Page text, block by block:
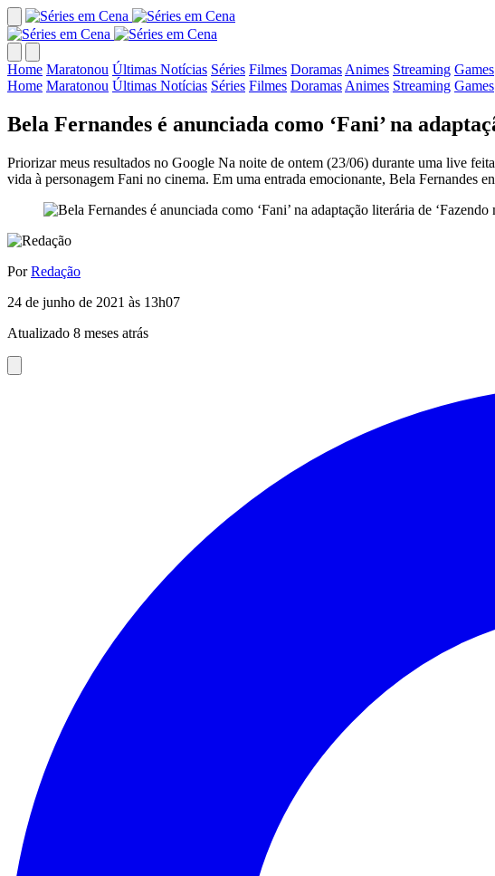
Home Maratonou Últimas Notícias Séries Filmes Doramas Animes Streaming Games
Home Maratonou Últimas Notícias Séries Filmes Doramas Animes Streaming Games
Bela Fernandes é anunciada como ‘Fani’ na
Priorizar meus resultados no Google Na noite de ontem (23/06) durante uma live
vida à personagem Fani no cinema. Em uma entrada emocionante, Bela Fernandes
PorRedação
24 de junho de 2021 às 13h07
Atualizado 8 meses atrás